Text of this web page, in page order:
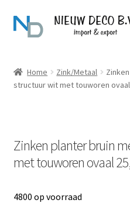
Ga
door
navigatie
Ga
naar
inhoud
Producten
Home Zink/Metaal
structuur wit met touworen ovaal
Zinken planter bruin
met touworen ovaal
4800 op voorraad